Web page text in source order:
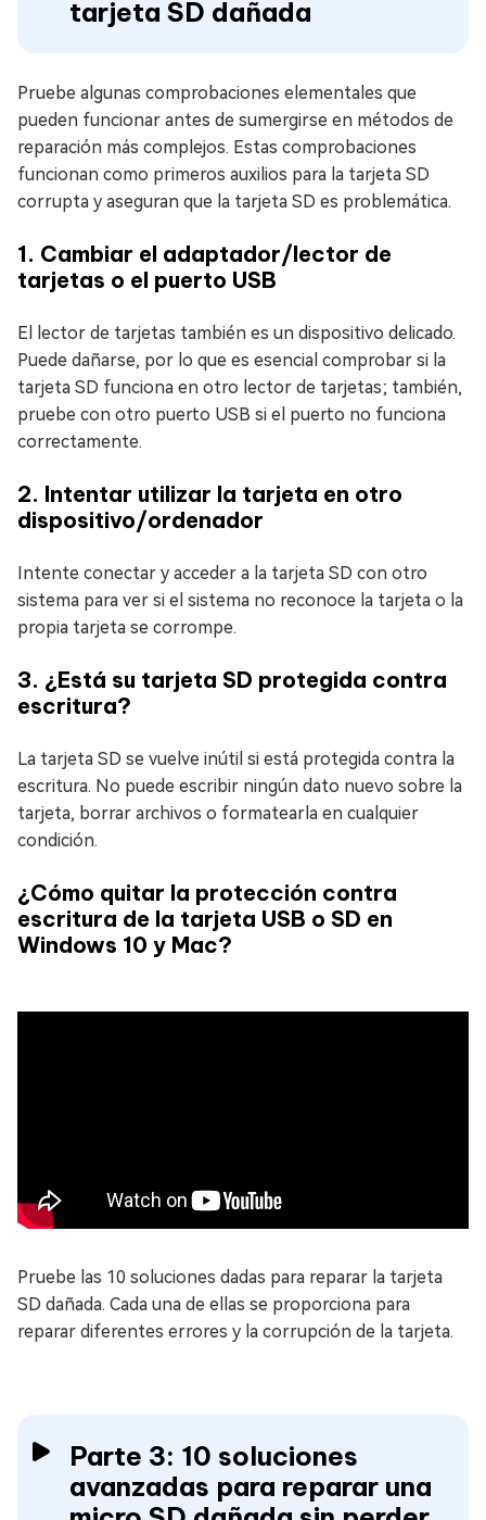
tarjeta SD dañada
Pruebe algunas comprobaciones elementales que
pueden funcionar antes de sumergirse en métodos de
reparación más complejos. Estas comprobaciones
funcionan como primeros auxilios para la tarjeta SD
corrupta y aseguran que la tarjeta SD es problemática.
1. Cambiar el adaptador/lector de
tarjetas o el puerto USB
El lector de tarjetas también es un dispositivo delicado.
Puede dañarse, por lo que es esencial comprobar si la
tarjeta SD funciona en otro lector de tarjetas; también,
pruebe con otro puerto USB si el puerto no funciona
correctamente.
2. Intentar utilizar la tarjeta en otro
dispositivo/ordenador
Intente conectar y acceder a la tarjeta SD con otro
sistema para ver si el sistema no reconoce la tarjeta o la
propia tarjeta se corrompe.
3. ¿Está su tarjeta SD protegida contra
escritura?
La tarjeta SD se vuelve inútil si está protegida contra la
escritura. No puede escribir ningún dato nuevo sobre la
tarjeta, borrar archivos o formatearla en cualquier
condición.
¿Cómo quitar la protección contra
escritura de la tarjeta USB o SD en
Windows 10 y Mac?
Pruebe las 10 soluciones dadas para reparar la tarjeta
SD dañada. Cada una de ellas se proporciona para
reparar diferentes errores y la corrupción de la tarjeta.
Parte 3: 10 soluciones
avanzadas para reparar una